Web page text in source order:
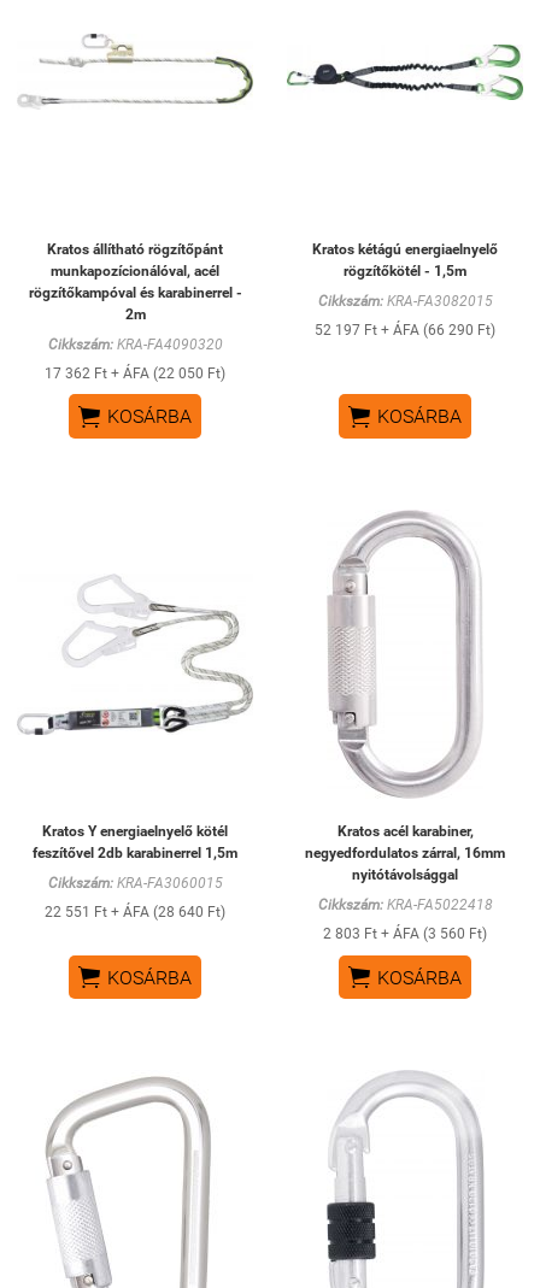
Kratos állítható rögzítőpánt
munkapozícionálóval, acél
rögzítőkampóval és karabinerrel -
2m
Cikkszám:KRA-FA4090320
17 362 Ft + ÁFA (22 050 Ft)
 KOSÁRBA
Kratos kétágú energiaelnyelő
rögzítőkötél - 1,5m
Cikkszám:KRA-FA3082015
52 197 Ft + ÁFA (66 290 Ft)
 KOSÁRBA
Kratos Y energiaelnyelő kötél
feszítővel 2db karabinerrel 1,5m
Cikkszám:KRA-FA3060015
22 551 Ft + ÁFA (28 640 Ft)
 KOSÁRBA
Kratos acél karabiner,
negyedfordulatos zárral, 16mm
nyitótávolsággal
Cikkszám:KRA-FA5022418
2 803 Ft + ÁFA (3 560 Ft)
 KOSÁRBA